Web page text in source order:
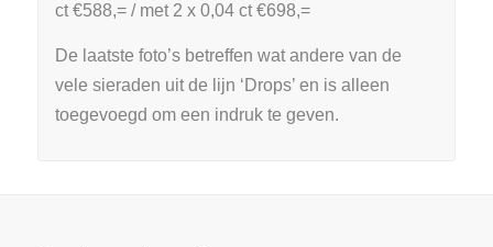
ct €588,= / met 2 x 0,04 ct €698,=
De laatste foto’s betreffen wat andere van de
vele sieraden uit de lijn ‘Drops’ en is alleen
toegevoegd om een indruk te geven.